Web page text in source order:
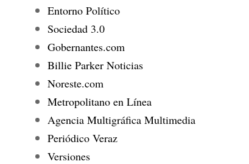
Entorno Político
Sociedad 3.0
Gobernantes.com
Billie Parker Noticias
Noreste.com
Metropolitano en Línea
Agencia Multigráfica Multimedia
Periódico Veraz
Versiones